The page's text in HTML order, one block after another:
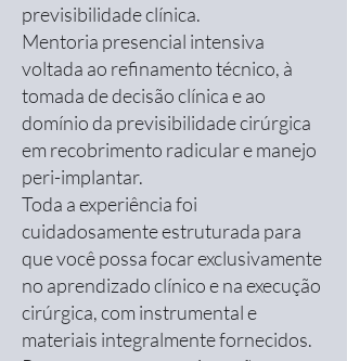
previsibilidade clínica.
Mentoria presencial intensiva
voltada ao refinamento técnico, à
tomada de decisão clínica e ao
domínio da previsibilidade cirúrgica
em recobrimento radicular e manejo
peri-implantar.
Toda a experiência foi
cuidadosamente estruturada para
que você possa focar exclusivamente
no aprendizado clínico e na execução
cirúrgica, com instrumental e
materiais integralmente fornecidos.